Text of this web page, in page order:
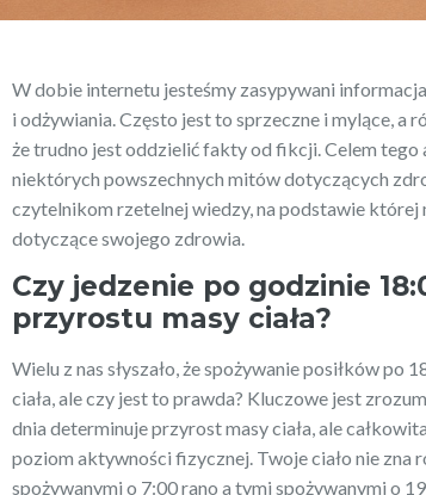
W dobie internetu jesteśmy zasypywani
i odżywiania. Często jest to sprzeczne i mylące, a
że trudno jest oddzielić fakty od fikcji. Celem
niektórych powszechnych mitów dotyczących
czytelnikom rzetelnej wiedzy, na podstawie której
dotyczące swojego zdrowia.
Czy jedzenie po godzinie
przyrostu masy ciała?
Wielu z nas słyszało, że spożywanie posiłków po
ciała, ale czy jest to prawda? Kluczowe jest
dnia determinuje przyrost masy ciała, ale
poziom aktywności fizycznej. Twoje ciało nie zna
spożywanymi o 7:00 rano a tymi spożywanymi o